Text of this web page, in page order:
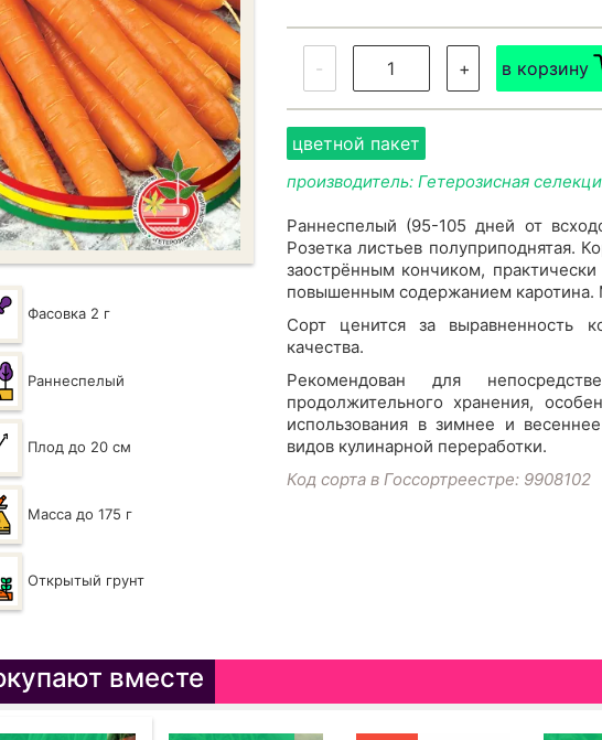
Фасовка 2 г
Раннеспелый
Плод до 20 см
Масса до 175 г
Открытый грунт
- + в корзину
цветной пакет
производитель: Гетерозисная
Раннеспелый (95-105 дней от
Розетка листьев полуприподнятая.
заострённым кончиком,
повышенным содержанием каротина.
Сорт ценится за выравненность
качества.
Рекомендован для
продолжительного хранения,
использования в зимнее и
видов кулинарной переработки.
Код сорта в Госсортреестре: 9908102
вместе